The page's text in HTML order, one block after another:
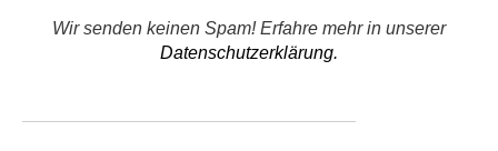
Wir senden keinen Spam! Erfahre mehr in unserer
Datenschutzerklärung.